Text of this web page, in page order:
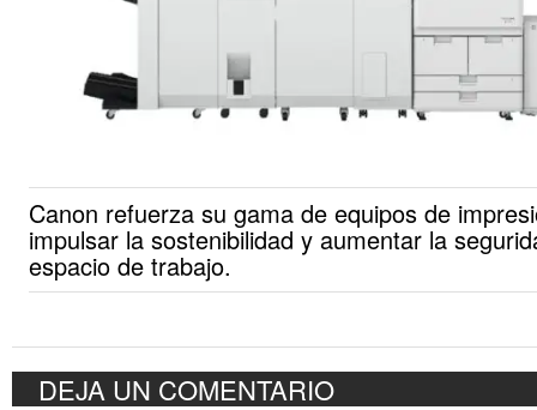
Canon refuerza su gama de equipos de
impulsar la sostenibilidad y aumentar la
espacio de trabajo.
DEJA UN COMENTARIO